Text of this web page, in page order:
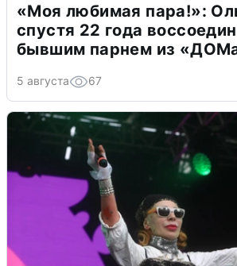
«Моя любимая пара!»:
спустя 22 года
бывшим парнем из
5 августа 67